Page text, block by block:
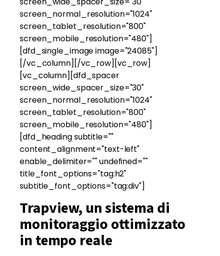
screen_normal_resolution="1024"
screen_tablet_resolution="800"
screen_mobile_resolution="480"]
[dfd_single_image image="24085"]
[/vc_column][/vc_row][vc_row]
[vc_column][dfd_spacer
screen_wide_spacer_size="30"
screen_normal_resolution="1024"
screen_tablet_resolution="800"
screen_mobile_resolution="480"]
[dfd_heading subtitle=""
content_alignment="text-left"
enable_delimiter="" undefined=""
title_font_options="tag:h2"
subtitle_font_options="tag:div"]
Trapview, un sistema di
monitoraggio ottimizzato
in tempo reale